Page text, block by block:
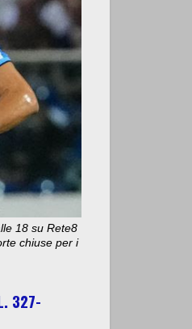
18 su Rete8
chiuse per i
327-